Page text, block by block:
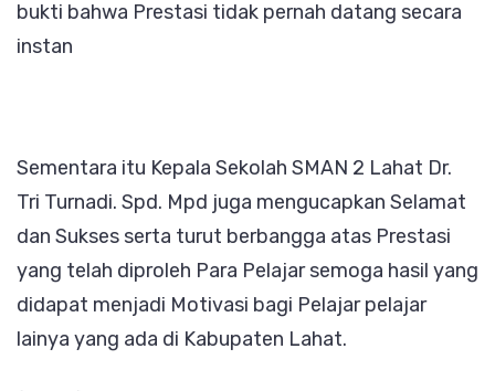
bukti bahwa Prestasi tidak pernah datang secara
instan
Sementara itu Kepala Sekolah SMAN 2 Lahat Dr.
Tri Turnadi. Spd. Mpd juga mengucapkan Selamat
dan Sukses serta turut berbangga atas Prestasi
yang telah diproleh Para Pelajar semoga hasil yang
didapat menjadi Motivasi bagi Pelajar pelajar
lainya yang ada di Kabupaten Lahat.